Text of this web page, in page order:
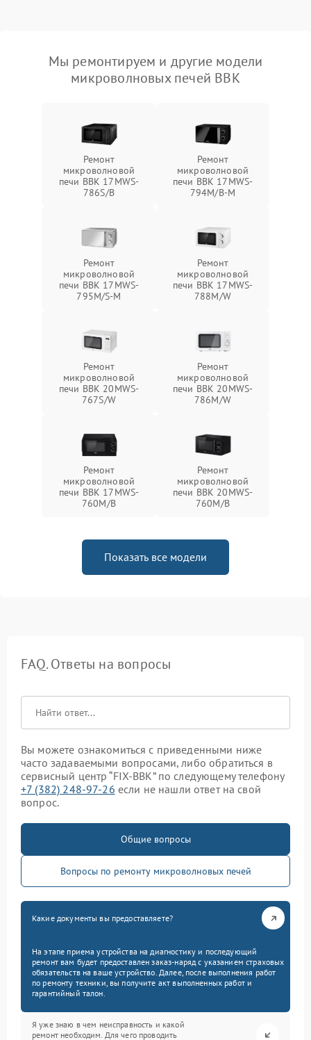
Мы ремонтируем и другие модели
микроволновых печей BBK
Ремонт
микроволновой
печи BBK 17MWS-
786S/B
Ремонт
микроволновой
печи BBK 17MWS-
794M/B-M
Ремонт
микроволновой
печи BBK 17MWS-
795M/S-M
Ремонт
микроволновой
печи BBK 17MWS-
788M/W
Ремонт
микроволновой
печи BBK 20MWS-
767S/W
Ремонт
микроволновой
печи BBK 20MWS-
786M/W
Ремонт
микроволновой
печи BBK 17MWS-
760M/B
Ремонт
микроволновой
печи BBK 20MWS-
760M/B
Показать все модели
FAQ. Ответы на вопросы
Вы можете ознакомиться с приведенными ниже
часто задаваемыми вопросами, либо обратиться в
сервисный центр “FIX-BBK” по следующему телефону
+7 (382) 248-97-26 если не нашли ответ на свой
вопрос.
Общие вопросы
Вопросы по ремонту микроволновых печей
Какие документы вы предоставляете?
На этапе приема устройства на диагностику и последующий
ремонт вам будет предоставлен заказ-наряд с указанием страховых
обязательств на ваше устройство. Далее, после выполнения работ
по ремонту техники, вы получите акт выполненных работ и
гарантийный талон.
Я уже знаю в чем неисправность и какой
ремонт необходим. Для чего проводить